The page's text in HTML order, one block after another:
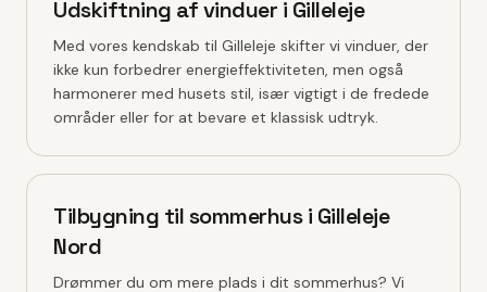
Udskiftning af vinduer i Gilleleje
Med vores kendskab til Gilleleje skifter vi vinduer, der
ikke kun forbedrer energieffektiviteten, men også
harmonerer med husets stil, især vigtigt i de fredede
områder eller for at bevare et klassisk udtryk.
Tilbygning til sommerhus i Gilleleje
Nord
Drømmer du om mere plads i dit sommerhus? Vi